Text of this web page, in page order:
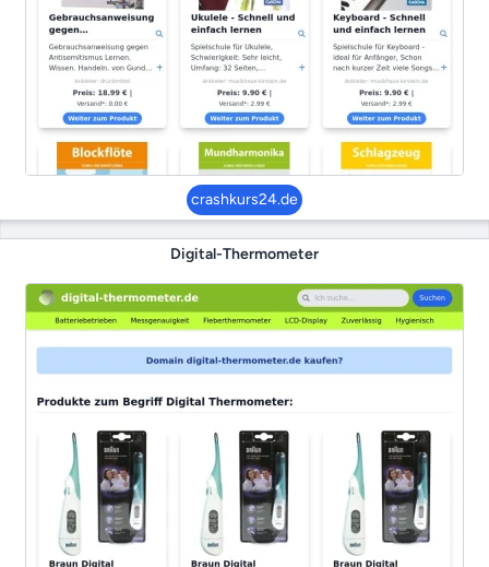
crashkurs24.de
Digital-Thermometer